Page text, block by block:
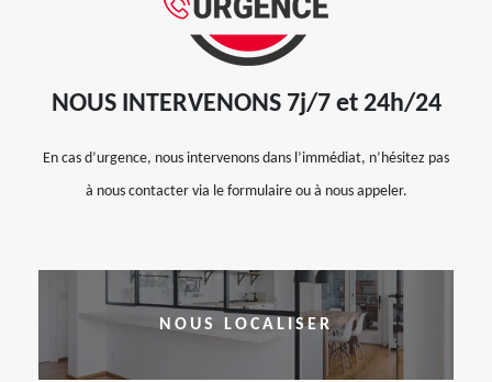
NOUS INTERVENONS 7j/7 et 24h/24
En cas d’urgence, nous intervenons dans l’immédiat, n’hésitez pas
à nous contacter via le formulaire ou à nous appeler.
NOUS LOCALISER